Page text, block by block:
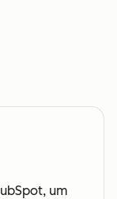
und Kunden
um